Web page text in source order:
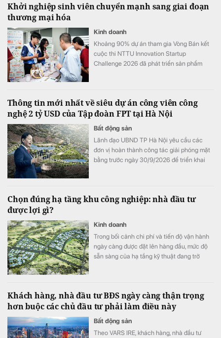
Khởi nghiệp sinh viên chuyển mạnh sang giai đoạn
thương mại hóa
Kinh doanh
Khoảng 90% dự án tham gia Vòng Bán kết
cuộc thi NTTU Innovation Startup
Challenge 2026 đã phát triển sản phẩm
Thông tin mới nhất về siêu dự án công viên công
nghệ 2 tỷ USD của Tập đoàn FPT tại Hà Nội
Bất động sản
Lãnh đạo UBND TP Hà Nội yêu cầu các
đơn vị hoàn thành công tác giải phóng mặt
bằng trước ngày 30/9/2026 để triển khai
Chọn đúng hạ tầng khu công nghiệp: nhà đầu tư
được lợi gì?
Kinh doanh
Trong bối cảnh chi phí và tiến độ vận hành
ngày càng được đặt lên hàng đầu, mức độ
sẵn sàng của hạ tầng kỹ thuật đang trở
Khách hàng, nhà đầu tư BĐS ngày càng thận trọng
hơn buộc các chủ đầu tư phải làm điều này
Bất động sản
Theo VARS IRE, khách hàng, nhà đầu tư